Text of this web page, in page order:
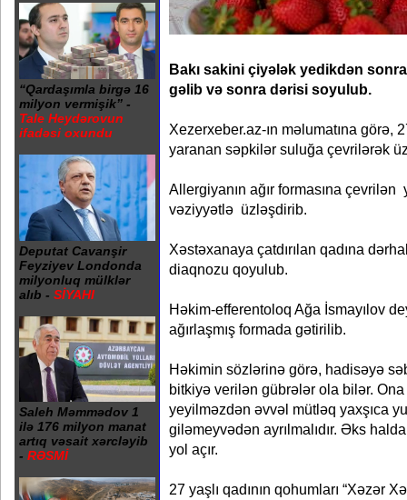
“Qardaşımla birgə 16
milyon vermişik” -
Tale Heydərovun
ifadəsi oxundu
Deputat Cavanşir
Feyziyev Londonda
milyonluq mülklər
alıb - SİYAHI
Saleh Məmmədov 1
ilə 176 milyon manat
artıq vəsait xərcləyib
- RƏSMİ
Bakı sakini çiyələk yedikdən
gəlib və sonra dərisi soyulub.
Xezerxeber.az-ın məlumatına görə,
yaranan səpkilər suluğa çevrilərək
Allergiyanın ağır formasına
vəziyyətlə üzləşdirib.
Xəstəxanaya çatdırılan qadına
diaqnozu qoyulub.
Həkim-efferentoloq Ağa İsmayılov
ağırlaşmış formada gətirilib.
Həkimin sözlərinə görə, hadisəyə
bitkiyə verilən gübrələr ola bilər.
yeyilməzdən əvvəl mütləq yaxşıca
giləmeyvədən ayrılmalıdır. Əks
yol açır.
27 yaşlı qadının qohumları “Xəzər